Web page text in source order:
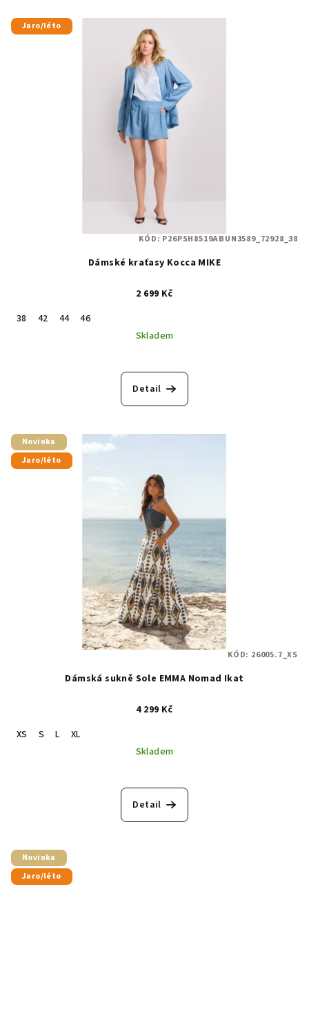
Jaro/léto
Dámské kraťasy Kocca MIKE
2 699 Kč
38
42 44
46
Skladem
Detail
KÓD: P26PSH8519ABUN3589_72928_38
Novinka
Jaro/léto
Dámská sukně Sole EMMA Nomad Ikat
4 299 Kč
XS
S L
XL
Skladem
Detail
KÓD: 26005.7_XS
Novinka
Jaro/léto